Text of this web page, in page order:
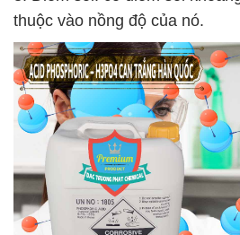
thuộc vào nồng độ của nó.